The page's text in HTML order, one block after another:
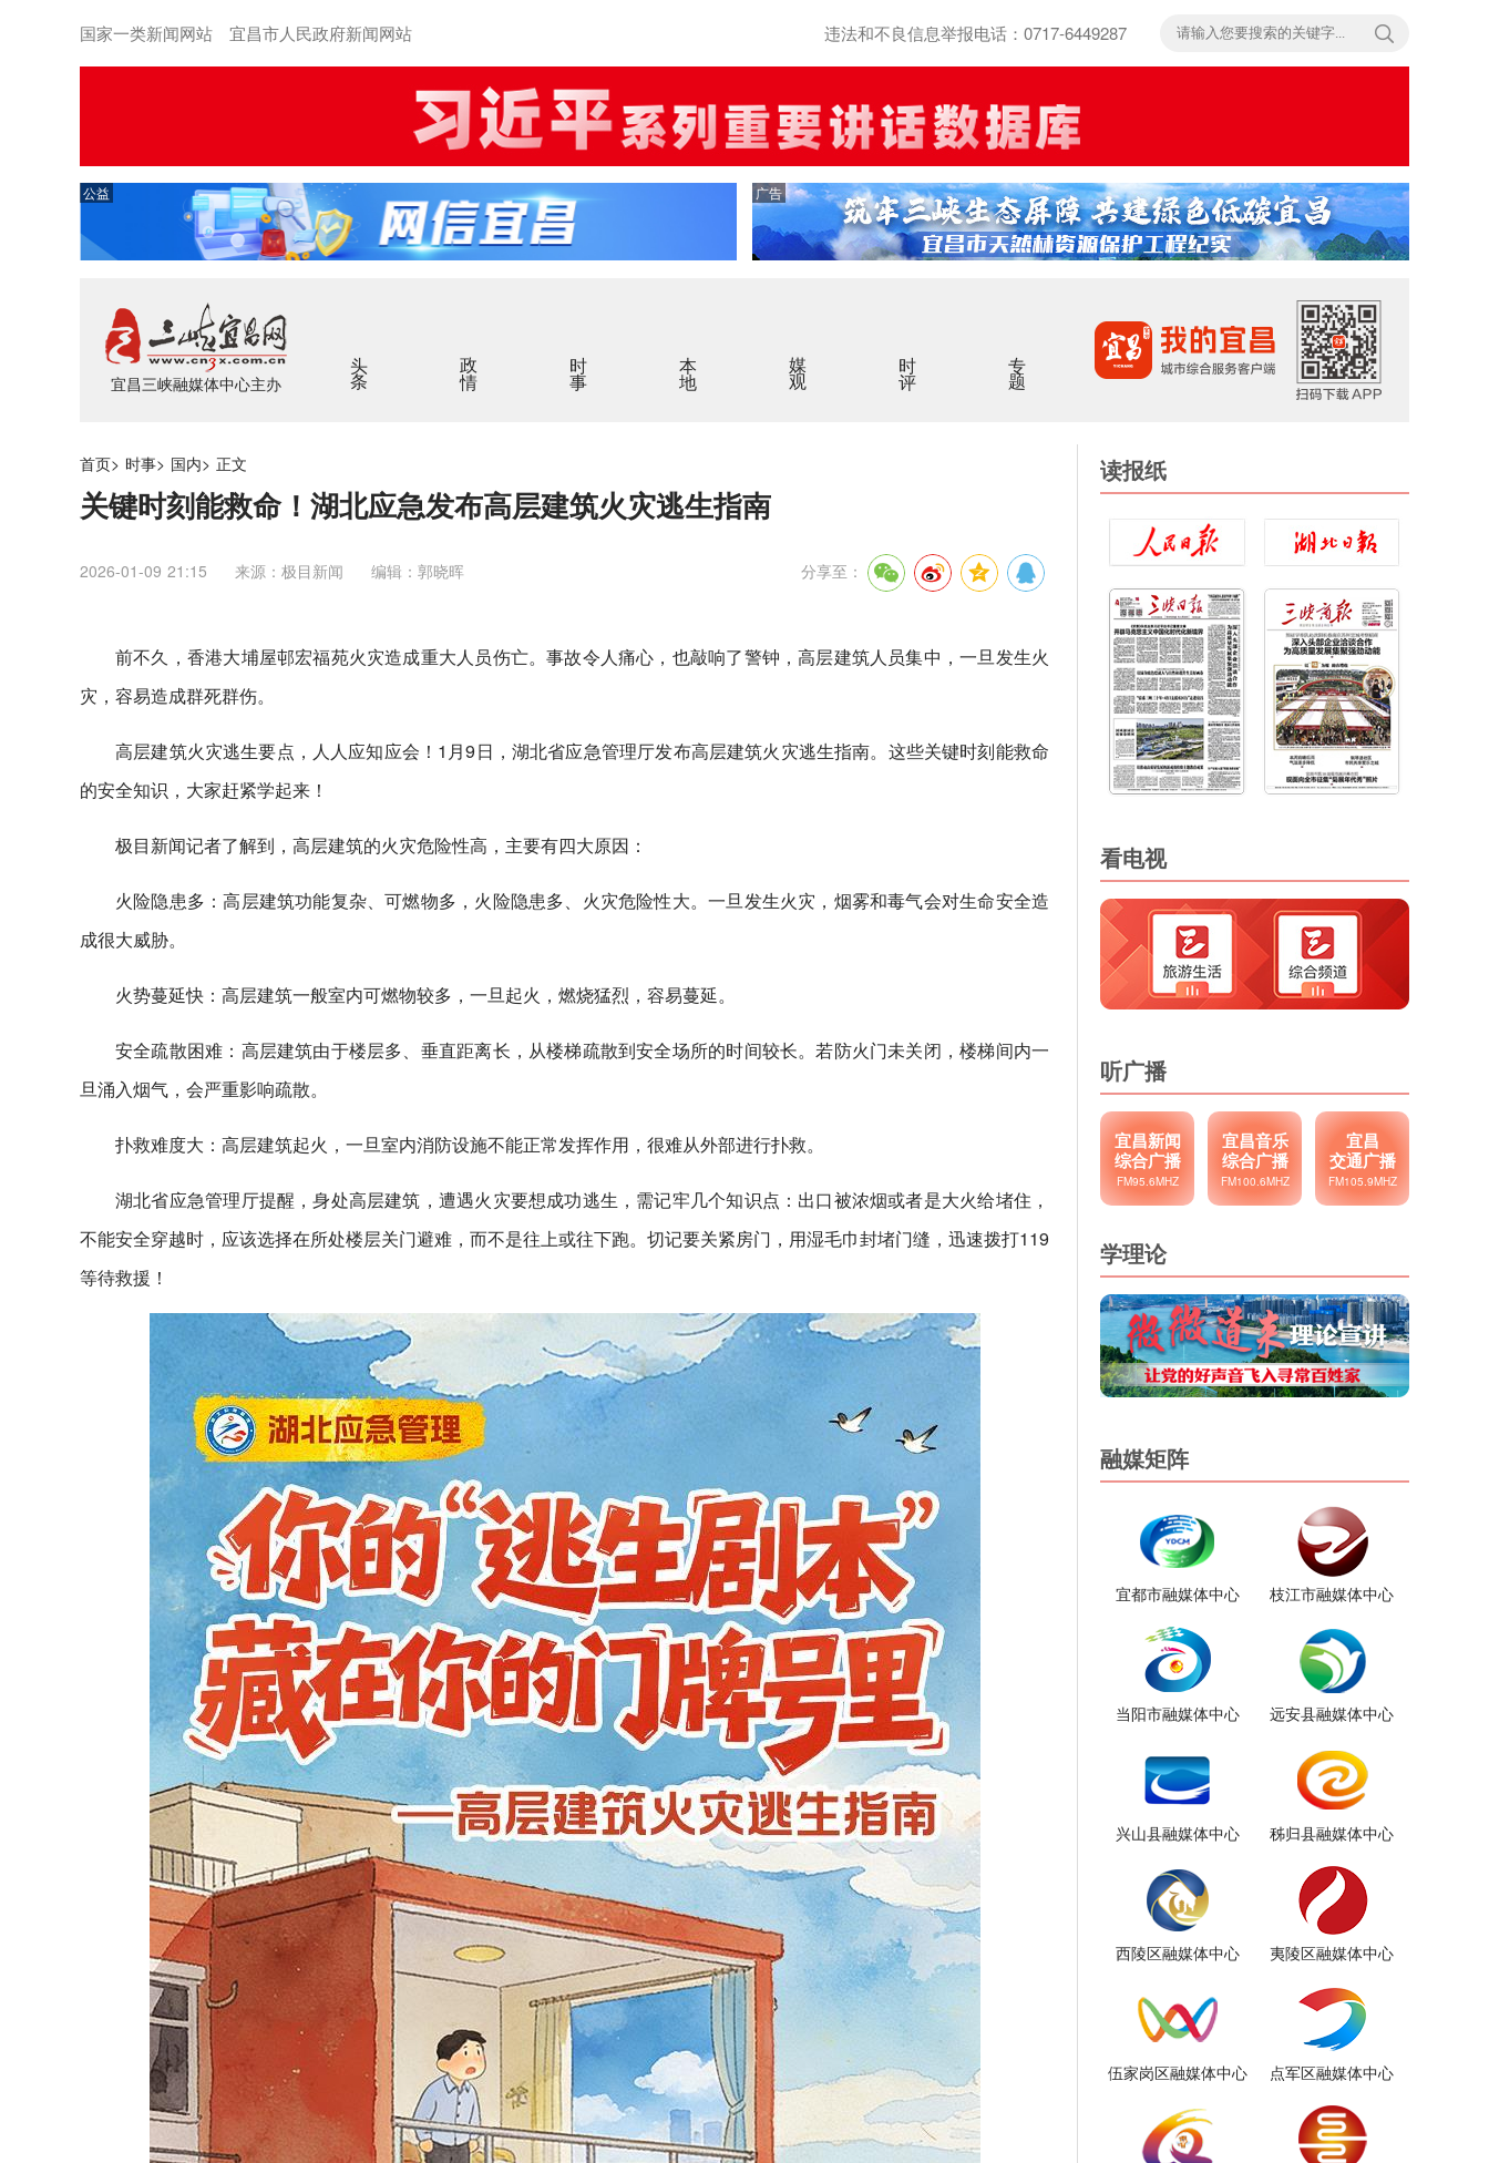
国家一类新闻网站 宜昌市人民政府新闻网站 违法和不良信息举报电话：0717-6449287
公益 广告
宜昌三峡融媒体中心主办
头条 政情 时事 本地 媒观 时评 专题
首页> 时事> 国内> 正文
关键时刻能救命！湖北应急发布高层建筑火灾逃生指南
2026-01-09 21:15 来源：极目新闻 编辑：郭晓晖 分享至：
前不久，香港大埔屋邨宏福苑火灾造成重大人员伤亡。事故令人痛心，也敲响了警钟，高层建筑人员集中，一旦发生火
灾，容易造成群死群伤。
高层建筑火灾逃生要点，人人应知应会！1月9日，湖北省应急管理厅发布高层建筑火灾逃生指南。这些关键时刻能救命
的安全知识，大家赶紧学起来！
极目新闻记者了解到，高层建筑的火灾危险性高，主要有四大原因：
火险隐患多：高层建筑功能复杂、可燃物多，火险隐患多、火灾危险性大。一旦发生火灾，烟雾和毒气会对生命安全造
成很大威胁。
火势蔓延快：高层建筑一般室内可燃物较多，一旦起火，燃烧猛烈，容易蔓延。
安全疏散困难：高层建筑由于楼层多、垂直距离长，从楼梯疏散到安全场所的时间较长。若防火门未关闭，楼梯间内一
旦涌入烟气，会严重影响疏散。
扑救难度大：高层建筑起火，一旦室内消防设施不能正常发挥作用，很难从外部进行扑救。
湖北省应急管理厅提醒，身处高层建筑，遭遇火灾要想成功逃生，需记牢几个知识点：出口被浓烟或者是大火给堵住，
不能安全穿越时，应该选择在所处楼层关门避难，而不是往上或往下跑。切记要关紧房门，用湿毛巾封堵门缝，迅速拨打119
等待救援！
读报纸
看电视
听广播
宜昌新闻
综合广播
FM95.6MHZ
宜昌音乐
综合广播
FM100.6MHZ
宜昌
交通广播
FM105.9MHZ
学理论
融媒矩阵
宜都市融媒体中心 枝江市融媒体中心
当阳市融媒体中心 远安县融媒体中心
兴山县融媒体中心 秭归县融媒体中心
西陵区融媒体中心 夷陵区融媒体中心
伍家岗区融媒体中心 点军区融媒体中心